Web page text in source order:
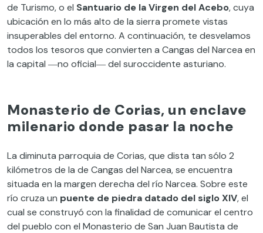
de Turismo, o el Santuario de la Virgen del Acebo, cuya
ubicación en lo más alto de la sierra promete vistas
insuperables del entorno. A continuación, te desvelamos
todos los tesoros que convierten a Cangas del Narcea en
la capital ―no oficial― del suroccidente asturiano.
Monasterio de Corias, un enclave
milenario donde pasar la noche
La diminuta parroquia de Corias, que dista tan sólo 2
kilómetros de la de Cangas del Narcea, se encuentra
situada en la margen derecha del río Narcea. Sobre este
río cruza un puente de piedra datado del siglo XIV, el
cual se construyó con la finalidad de comunicar el centro
del pueblo con el Monasterio de San Juan Bautista de